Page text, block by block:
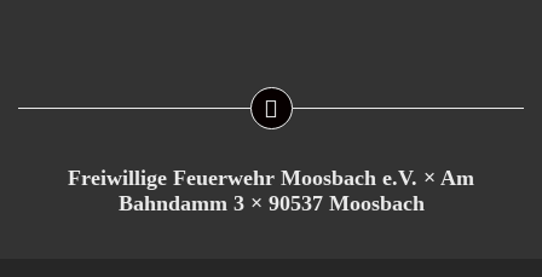
Freiwillige Feuerwehr Moosbach e.V. × Am
Bahndamm 3 × 90537 Moosbach